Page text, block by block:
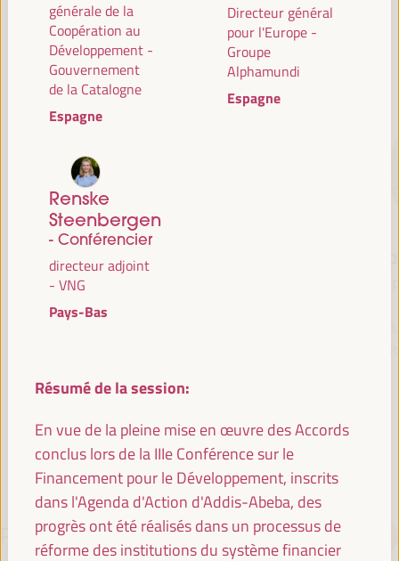
CONFÉRENCIERS
María Jesús
Montero
Cuadrado
espagnol
PROGRAMME Télécharger le PDF
générale de la
Coopération au
Développement -
Gouvernement
de la Catalogne
Espagne
Directeur général
pour l'Europe -
Groupe
Alphamundi
Espagne
Renske
Steenbergen
- Conférencier
directeur adjoint
- VNG
Pays-Bas
Résumé de la session:
En vue de la pleine mise en œuvre des Accords
conclus lors de la IIIe Conférence sur le
Financement pour le Développement, inscrits
dans l'Agenda d'Action d'Addis-Abeba, des
progrès ont été réalisés dans un processus de
réforme des institutions du système financier